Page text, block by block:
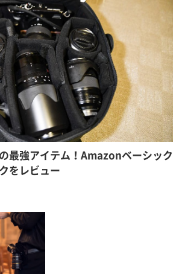
最強アイテム！Amazonベーシック
をレビュー